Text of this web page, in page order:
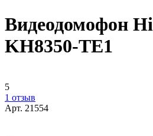
Видеодомофон
KH8350-TE1
5
1 отзыв
Арт. 21554